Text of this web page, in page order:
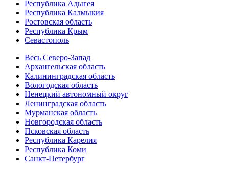
Республика Адыгея
Республика Калмыкия
Ростовская область
Республика Крым
Севастополь
Весь Северо-Запад
Архангельская область
Калининградская область
Вологодская область
Ненецкий автономный округ
Ленинградская область
Мурманская область
Новгородская область
Псковская область
Республика Карелия
Республика Коми
Санкт-Петербург